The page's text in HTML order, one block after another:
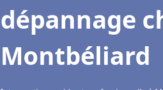
dépannage
Montbéliard